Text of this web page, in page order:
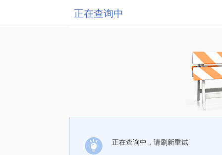
正在查询中
正在查询中，请刷新重试